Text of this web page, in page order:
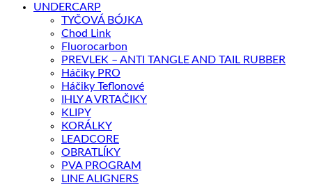
UNDERCARP
TYČOVÁ BÓJKA
Chod Link
Fluorocarbon
PREVLEK – ANTI TANGLE AND TAIL RUBBER
Háčiky PRO
Háčiky Teflonové
IHLY A VRTAČIKY
KLIPY
KORÁLKY
LEADCORE
OBRATLÍKY
PVA PROGRAM
LINE ALIGNERS